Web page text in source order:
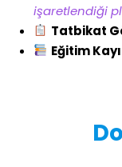
işaretlendiği
Tatbikat
Eğitim